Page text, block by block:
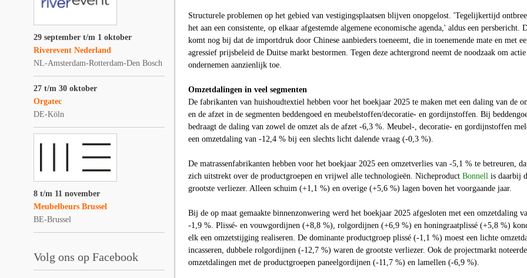
29 september t/m 1 oktober
Riverevent Nederland
NL-Amsterdam-Rotterdam-Den Bosch
27 t/m 30 oktober
Orgatec
DE-Köln
8 t/m 11 november
Meubelbeurs Brussel
BE-Brussel
Volg ons op Facebook
Structurele problemen op het gebied van vestigingsplaatsen blijven onopgelost. 'Tegelijkertijd
het aan een consistente, op elkaar afgestemde algemene economische agenda,' aldus een persbericht.
komt nog bij dat de importdruk door Chinese aanbieders toeneemt, die in toenemende mate en met
agressief prijsbeleid de Duitse markt bestormen. Tegen deze achtergrond neemt de noodzaak om
ondernemen aanzienlijk toe.
Omzetdalingen in veel segmenten
De fabrikanten van huishoudtextiel hebben voor het boekjaar 2025 te maken met een daling van de
en de afzet in de segmenten beddengoed en meubelstoffen/decoratie- en gordijnstoffen. Bij
bedraagt de daling van zowel de omzet als de afzet -6,3 %. Meubel-, decoratie- en gordijnstoffen
een omzetdaling van -12,4 % bij een slechts licht dalende vraag (-0,3 %).
De matrassenfabrikanten hebben voor het boekjaar 2025 een omzetverlies van -5,1 % te betreuren,
zich uitstrekt over de productgroepen en vrijwel alle technologieën. Nicheproduct Bonnell is daarbij
grootste verliezer. Alleen schuim (+1,1 %) en overige (+5,6 %) lagen boven het voorgaande jaar.
Bij de op maat gemaakte binnenzonwering werd het boekjaar 2025 afgesloten met een omzetdaling
-1,9 %. Plissé- en vouwgordijnen (+8,8 %), rolgordijnen (+6,9 %) en honingraatplissé (+5,8 %)
elk een omzetstijging realiseren. De dominante productgroep plissé (-1,1 %) moest een lichte
incasseren, dubbele rolgordijnen (-12,7 %) waren de grootste verliezer. Ook de projectmarkt noteerde
omzetdalingen met de productgroepen paneelgordijnen (-11,7 %) en lamellen (-6,9 %).